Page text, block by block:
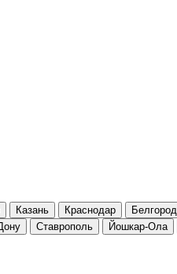
Казань Краснодар Белгород
Ставрополь Йошкар-Ола